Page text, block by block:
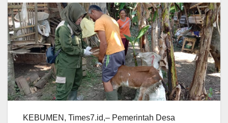
KEBUMEN, Times7.id,– Pemerintah Desa